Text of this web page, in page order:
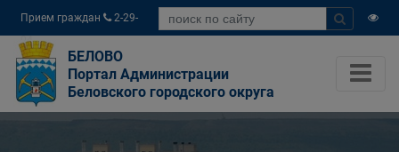
Прием граждан
2-29-
04
БЕЛОВО
Портал Администрации
Беловского городского округа